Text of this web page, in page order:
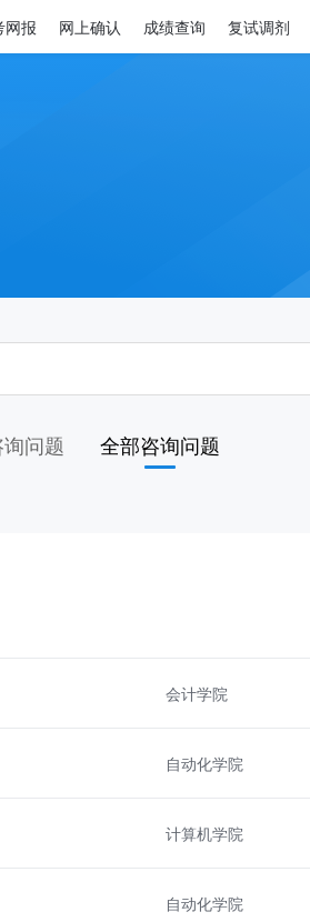
网报 网上确认 成绩查询 复试调剂
问题 全部咨询问题
会计学院
自动化学院
计算机学院
自动化学院